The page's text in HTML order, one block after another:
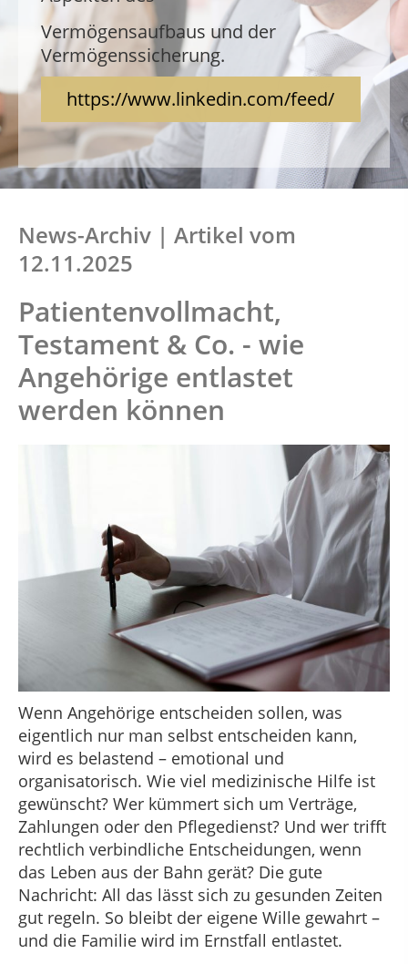
Vermögensaufbaus und der
Vermögenssicherung.
https://www.linkedin.com/feed/
Verfügung und beraten Sie zu allen
Aspekten des
Vermögensaufbaus und der
Vermögenssicherung.
News-Archiv | Artikel vom
12.11.2025
Patientenvollmacht,
Testament & Co. - wie
Angehörige entlastet
werden können
Wenn Angehörige entscheiden sollen, was
eigentlich nur man selbst entscheiden kann,
wird es belastend – emotional und
organisatorisch. Wie viel medizinische Hilfe ist
gewünscht? Wer kümmert sich um Verträge,
Zahlungen oder den Pflegedienst? Und wer trifft
rechtlich verbindliche Entscheidungen, wenn
das Leben aus der Bahn gerät? Die gute
Nachricht: All das lässt sich zu gesunden Zeiten
gut regeln. So bleibt der eigene Wille gewahrt –
und die Familie wird im Ernstfall entlastet.